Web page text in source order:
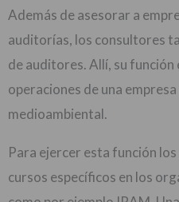
Además de asesorar a
auditorías, los consultores
de auditores. Allí, su función
operaciones de una
medioambiental.
Para ejercer esta función
cursos específicos en los